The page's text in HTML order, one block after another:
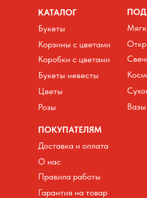
КАТАЛОГ
ПОКУПАТЕЛЯМ
Букеты
Корзины с цветами
Коробки с цветами
Цветы
Розы
Букеты невесты
Вазы
Доставка и оплата
О нас
Правила работы
Гарантия на товар